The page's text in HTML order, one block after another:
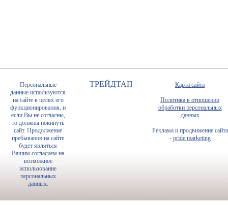
Персональные
данные используются
на сайте в целях его
функционирования, и
если Вы не согласны,
то должны покинуть
сайт. Продолжение
пребывания на сайте
будет являться
Вашим согласием на
возможное
использование
персональных
данных.
ТРЕЙДТАП Карта сайта
Политика в отношении
обработки персональных
данных
Реклама и продвижение сайта
- pride.marketing